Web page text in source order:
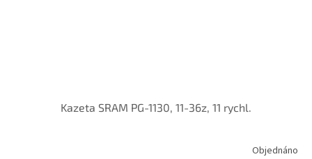
Kazeta SRAM PG-1130, 11-36z, 11 rychl.
Objednáno